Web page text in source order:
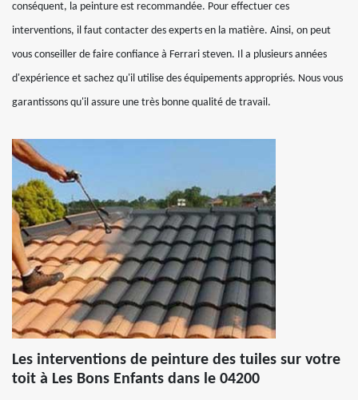
conséquent, la peinture est recommandée. Pour effectuer ces
interventions, il faut contacter des experts en la matière. Ainsi, on peut
vous conseiller de faire confiance à Ferrari steven. Il a plusieurs années
d'expérience et sachez qu'il utilise des équipements appropriés. Nous vous
garantissons qu'il assure une très bonne qualité de travail.
Les interventions de peinture des tuiles sur votre
toit à Les Bons Enfants dans le 04200